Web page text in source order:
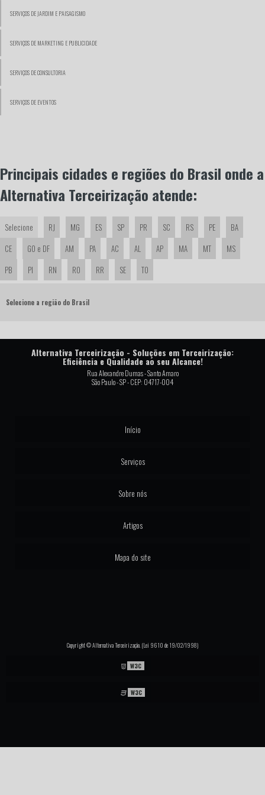
SERVIÇOS DE JARDIM E PAISAGISMO
SERVIÇOS DE MARKETING E PUBLICIDADE
SERVIÇOS DE CONSULTORIA
SERVIÇOS DE EVENTOS
Principais cidades e regiões do Brasil onde a
Alternativa Terceirização atende:
Selecione RJ MG ES SP PR SC RS PE
BA
CE
GO e DF AM PA AC AL AP MA MT
MS
PB
PI RN RO RR SE TO
Selecione a região do Brasil
Alternativa Terceirização - Soluções em Terceirização:
Eficiência e Qualidade ao seu Alcance!
Rua Alexandre Dumas - Santo Amaro
São Paulo - SP - CEP: 04717-004
Início
Serviços
Sobre nós
Artigos
Mapa do site
Copyright © Alternativa Terceirização. (Lei 9610 de 19/02/1998)
W3C
W3C